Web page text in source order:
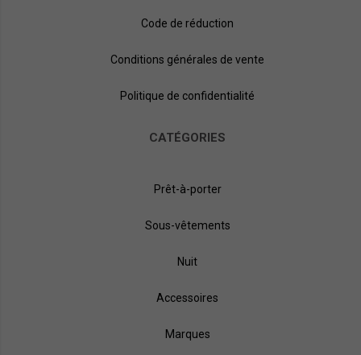
Code de réduction
Conditions générales de vente
Politique de confidentialité
CATÉGORIES
Prêt-à-porter
Sous-vêtements
Nuit
Accessoires
Marques